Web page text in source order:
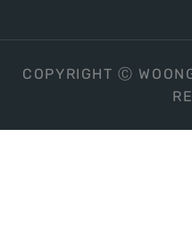
COPYRIGHT Ⓒ